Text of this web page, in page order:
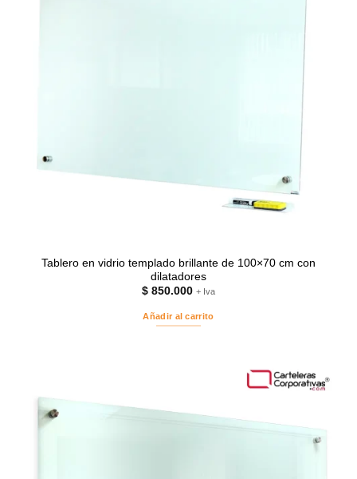
Tablero en vidrio templado brillante de 100×70 cm con
dilatadores
$ 850.000 + Iva
Añadir al carrito